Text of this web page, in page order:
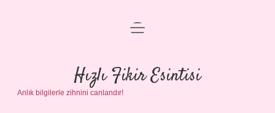
Anasayfa
Gizlilik Politikası
Yasal Uyarı
menüyü
Hızlı Fikir Esintisi
Anlık bilgilerle zihnini canlandır!